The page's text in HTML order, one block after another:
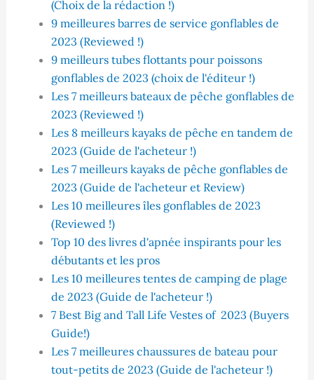
(Choix de la rédaction !)
9 meilleures barres de service gonflables de
2023 (Reviewed !)
9 meilleurs tubes flottants pour poissons
gonflables de 2023 (choix de l'éditeur !)
Les 7 meilleurs bateaux de pêche gonflables de
2023 (Reviewed !)
Les 8 meilleurs kayaks de pêche en tandem de
2023 (Guide de l'acheteur !)
Les 7 meilleurs kayaks de pêche gonflables de
2023 (Guide de l'acheteur et Review)
Les 10 meilleures îles gonflables de 2023
(Reviewed !)
Top 10 des livres d'apnée inspirants pour les
débutants et les pros
Les 10 meilleures tentes de camping de plage
de 2023 (Guide de l'acheteur !)
7‌ ‌Best‌ ‌Big‌ ‌and‌ ‌Tall‌ ‌Life‌ ‌Vestes‌ ‌of‌ ‌ 2023‌ ‌(Buyers‌
‌Guide!)‌
Les 7 meilleures chaussures de bateau pour
tout-petits de 2023 (Guide de l'acheteur !)